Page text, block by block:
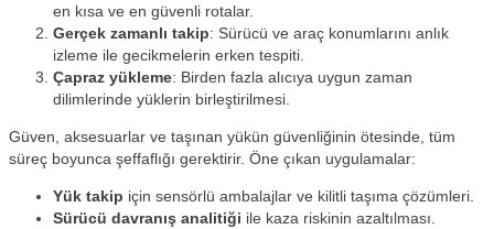
en kısa ve en güvenli rotalar.
Gerçek zamanlı takip: Sürücü ve araç konumlarını anlık
izleme ile gecikmelerin erken tespiti.
Çapraz yükleme: Birden fazla alıcıya uygun zaman
dilimlerinde yüklerin birleştirilmesi.
Güven, aksesuarlar ve taşınan yükün güvenliğinin ötesinde, tüm
süreç boyunca şeffaflığı gerektirir. Öne çıkan uygulamalar:
Yük takip için sensörlü ambalajlar ve kilitli taşıma çözümleri.
Sürücü davranış analitiği ile kaza riskinin azaltılması.